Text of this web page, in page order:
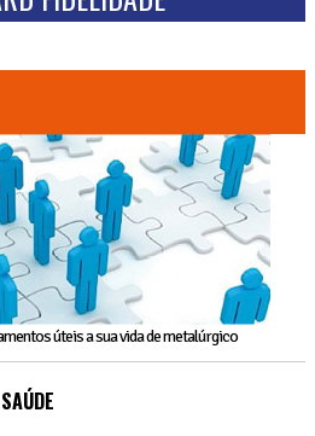
úteis a sua vida de metalúrgico